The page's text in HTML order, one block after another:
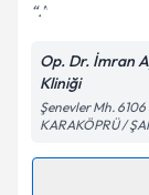
Metni
.
Op. Dr. İmran
Kliniği
Şenevler Mh.
KARAKÖPRÜ /